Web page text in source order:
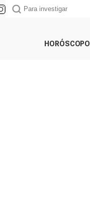
HORÓSCOPO